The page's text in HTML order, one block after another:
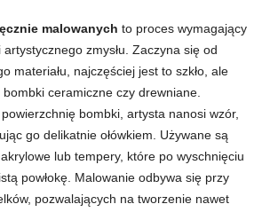
malowanych to proces wymagający
zmysłu. Zaczyna się od
materiału, najczęściej jest to szkło, ale
ceramiczne czy drewniane.
bombki, artysta nanosi wzór,
go delikatnie ołówkiem. Używane są
lub tempery, które po wyschnięciu
powłokę. Malowanie odbywa się przy
pozwalających na tworzenie nawet